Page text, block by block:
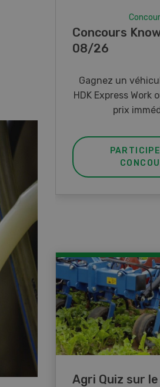
Concours
08/26
Gagnez un
HDK Express Work
prix
Agri Quiz sur le